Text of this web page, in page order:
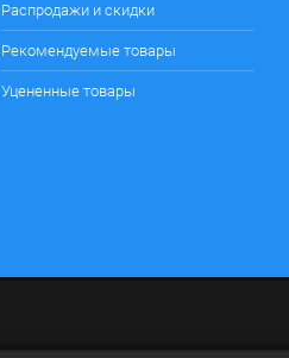
Распродажи и скидки
Рекомендуемые товары
Уцененные товары